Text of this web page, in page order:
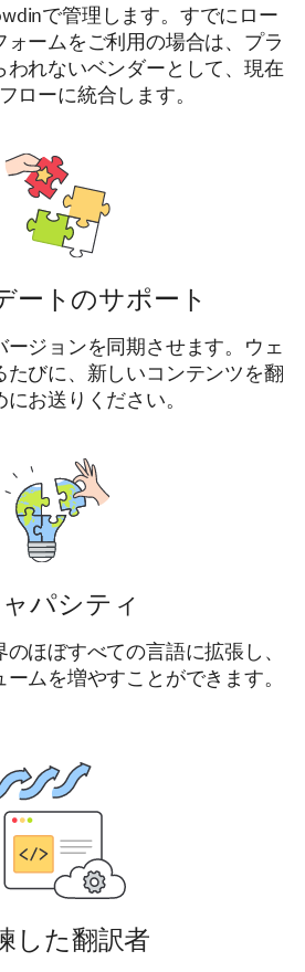
で管理します。すでにロー
ームをご利用の場合は、プラ
われないベンダーとして、現在
ローに統合します。
ートのサポート
ジョンを同期させます。ウェ
たびに、新しいコンテンツを翻
お送りください。
パシティ
ほぼすべての言語に拡張し、
ムを増やすことができます。
した翻訳者